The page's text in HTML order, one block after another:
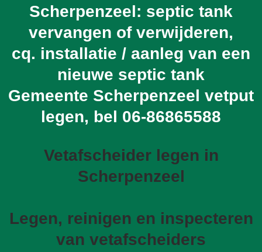
Scherpenzeel: septic tank
vervangen of verwijderen,
cq. installatie / aanleg van een
nieuwe septic tank
Gemeente Scherpenzeel vetput
legen, bel 06-86865588
Vetafscheider legen in
Scherpenzeel
Legen, reinigen en inspecteren
van vetafscheiders